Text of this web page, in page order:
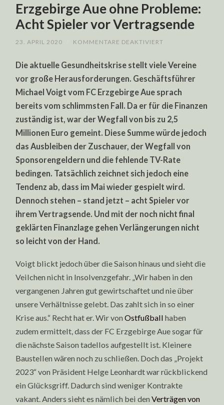
Erzgebirge Aue ohne Probleme:
Acht Spieler vor Vertragsende
23. APRIL 2020 KOMMENTARE DEAKTIVIERT
OHNE
ACHT
VOR
VERTRAGSENDE
Die aktuelle Gesundheitskrise stellt viele Vereine
vor große Herausforderungen. Geschäftsführer
Michael Voigt vom FC Erzgebirge Aue sprach
bereits vom schlimmsten Fall. Da er für die Finanzen
zuständig ist, war der Wegfall von bis zu 2,5
Millionen Euro gemeint. Diese Summe würde jedoch
das Ausbleiben der Zuschauer, der Wegfall von
Sponsorengeldern und die fehlende TV-Rate
bedingen. Tatsächlich zeichnet sich jedoch eine
Tendenz ab, dass im Mai wieder gespielt wird.
Dennoch stehen – stand jetzt – acht Spieler vor
ihrem Vertragsende. Und mit der noch nicht final
geklärten Finanzlage gehen Verlängerungen nicht
so leicht von der Hand.
Voigt blickt jedoch über die Saison hinaus und sieht die
Veilchen nicht in Insolvenzgefahr. „Wir haben in den
vergangenen Jahren gut gewirtschaftet und nie über
unsere Verhältnisse gelebt. Das zahlt sich in so einer
Krise aus.“ Recht hat er. Wir vonOstfußball haben
zudem ermittelt, dass der FC Erzgebirge Aue sogar für
die nächste Saison tadellos aufgestellt ist. Kleinere
Baustellen wären noch zu schließen. Doch das „Projekt
2023“ von Präsident Helge Leonhardt war rückblickend
ein Glücksgriff. Dadurch sind weniger Kontrakte
vakant. Anders sieht es nämlich bei denVerträgen von